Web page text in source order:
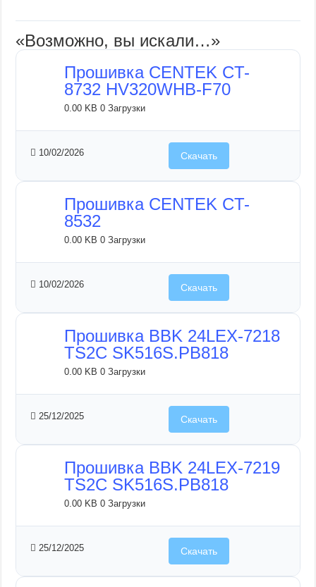
«Возможно, вы искали…»
Прошивка CENTEK CT-
8732 HV320WHB-F70
0.00 KB0 Загрузки
10/02/2026 Скачать
Прошивка CENTEK CT-
8532
0.00 KB0 Загрузки
10/02/2026 Скачать
Прошивка BBK 24LEX-7218
TS2C SK516S.PB818
0.00 KB0 Загрузки
25/12/2025 Скачать
Прошивка BBK 24LEX-7219
TS2C SK516S.PB818
0.00 KB0 Загрузки
25/12/2025 Скачать